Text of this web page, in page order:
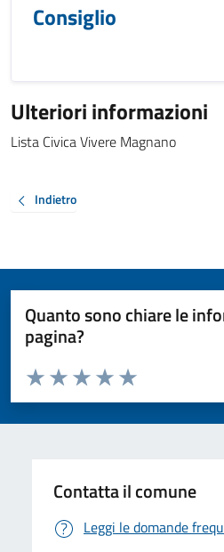
Consiglio
Ulteriori informazioni
Lista Civica Vivere Magnano
Indietro
Quanto sono chiare le
pagina?
Valuta da 1 a 5 stelle la pagina
Valuta 5 stelle su
Valuta 4 stelle su 5
Valuta 3 stelle su 5
Valuta 2 stelle su 5
Valuta 1 stelle su 5
Contatta il comune
Leggi le domande